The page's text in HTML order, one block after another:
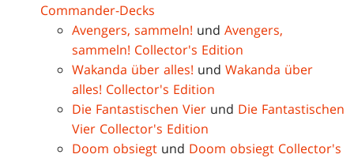
Commander-Decks
Avengers, sammeln! undAvengers,
sammeln! Collector's Edition
Wakanda über alles! undWakanda über
alles! Collector's Edition
Die Fantastischen Vier und Die Fantastischen
Vier Collector's Edition
Doom obsiegt und Doom obsiegt Collector's